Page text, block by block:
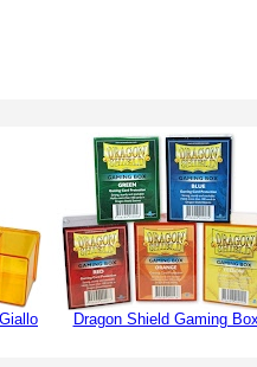
Dragon Shield Gaming